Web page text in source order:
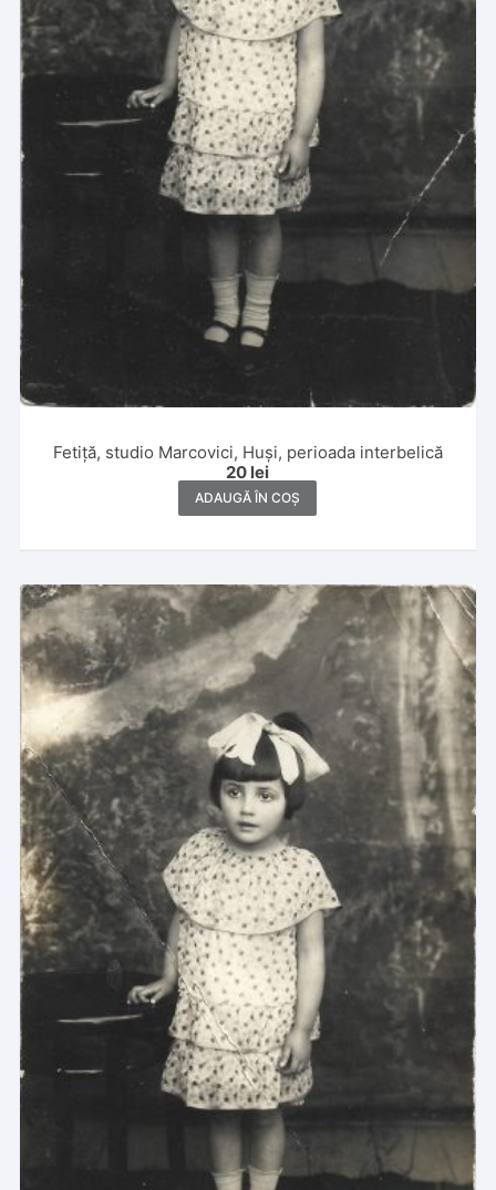
Fetiță, studio Marcovici, Huși, perioada interbelică
20 lei
ADAUGĂ ÎN COȘ